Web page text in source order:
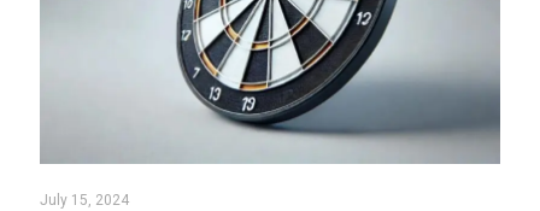
July 15, 2024